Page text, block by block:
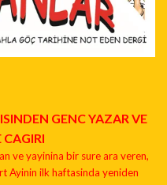
GENC YAZAR VE
CAGIRI
ve yayinina bir sure ara veren,
Ayinin ilk haftasinda yeniden